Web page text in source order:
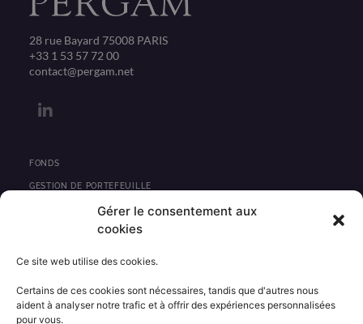
Gérer le consentement aux
cookies
Ce site web utilise des cookies.
Certains de ces cookies sont nécessaires, tandis que d'autres nous
aident à analyser notre trafic et à offrir des expériences personnalisées
pour vous.
28 rue Bayard 75008 PARIS
+33 1 53 57 72 00
contact@pergam.net
L
i
e
d
FONDS
GESTION DE PORTEFEUILLE
PRIVATE EQUITY
CONTACT
INFORMATIONS RÉGLEMENTAIRES